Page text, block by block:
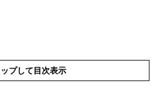
プして目次表示